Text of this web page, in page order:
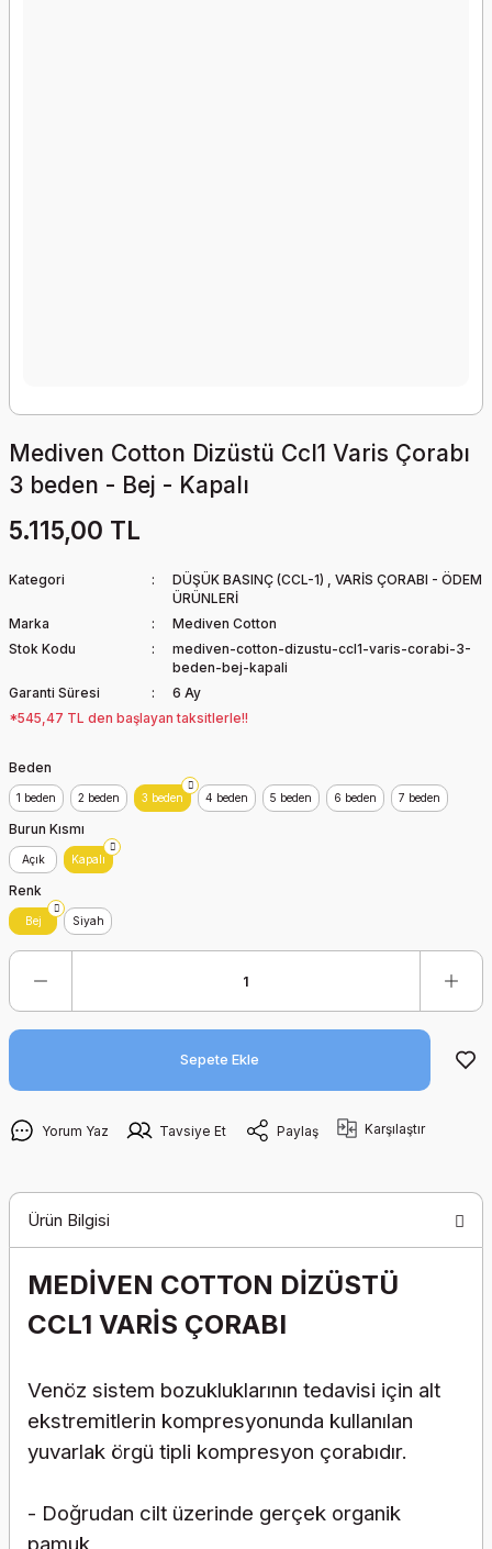
Mediven Cotton Dizüstü Ccl1 Varis Çorabı
3 beden - Bej - Kapalı
5.115,00 TL
Kategori DÜŞÜK BASINÇ (CCL-1) , VARİS ÇORABI - ÖDEM
ÜRÜNLERİ
Marka
Mediven Cotton
Stok Kodu
mediven-cotton-dizustu-ccl1-varis-corabi-3-
beden-bej-kapali
Garanti Süresi
6 Ay
*545,47 TL den başlayan taksitlerle!!
Beden
1 beden 2 beden 3 beden 4 beden 5 beden 6 beden 7 beden
Burun Kısmı
Açık Kapalı
Renk
Bej Siyah
Sepete Ekle
Yorum Yaz Tavsiye Et Paylaş Karşılaştır
Ürün Bilgisi
MEDİVEN COTTON DİZÜSTÜ
CCL1 VARİS ÇORABI
Venöz sistem bozukluklarının tedavisi için alt
ekstremitlerin kompresyonunda kullanılan
yuvarlak örgü tipli kompresyon çorabıdır.
- Doğrudan cilt üzerinde gerçek organik